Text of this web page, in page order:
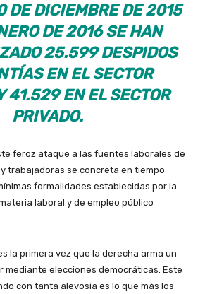
DE DICIEMBRE DE 2015
DE 2016 SE HAN
25.599 DESPIDOS
EN EL SECTOR
41.529 EN EL SECTOR
PRIVADO.
feroz ataque a las fuentes laborales de
trabajadoras se concreta en tiempo
formalidades establecidas por la
laboral y de empleo público
la primera vez que la derecha arma un
mediante elecciones democráticas. Este
con tanta alevosía es lo que más los